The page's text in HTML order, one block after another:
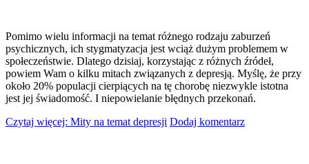
Pomimo wielu informacji na temat różnego rodzaju zaburzeń
psychicznych, ich stygmatyzacja jest wciąż dużym problemem w
społeczeństwie. Dlatego dzisiaj, korzystając z różnych źródeł,
powiem Wam o kilku mitach związanych z depresją. Myślę, że przy
około 20% populacji cierpiących na tę chorobę niezwykle istotna
jest jej świadomość. I niepowielanie błędnych przekonań.
Czytaj więcej: Mity na temat depresji Dodaj komentarz